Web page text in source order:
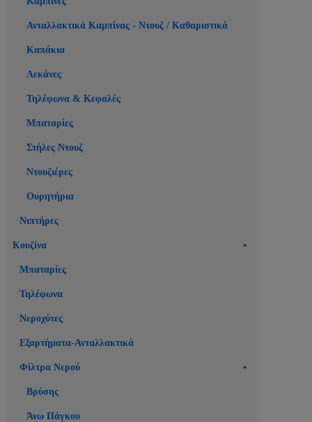
Ανταλλακτικά Καμπίνας - Ντουζ / Καθαριστικά
Καπάκια
Λεκάνες
Τηλέφωνα & Κεφαλές
Μπαταρίες
Στήλες Ντουζ
Ντουζιέρες
Ουρητήρια
Νιπτήρες
Κουζίνα
Μπαταρίες
Τηλέφωνα
Νεροχύτες
Εξαρτήματα-Ανταλλακτικά
Φίλτρα Νερού
Βρύσης
Άνω Πάγκου